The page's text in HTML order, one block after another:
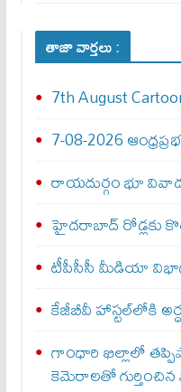
తాజా వార్తలు :
7th August
7-08-2026
రాయదుర్గం భూ
హైదరాబాద్ రోడ్లకు
టీపీసీసీ మీడియా
కేజీబీవీ హాస్టల్‌లోకి
గాంధారి ఖిల్లాలో
కెమెరాలతో గుర్తించిన